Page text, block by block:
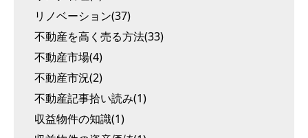
リノベーション(37)
不動産を高く売る方法(33)
不動産市場(4)
不動産市況(2)
不動産記事拾い読み(1)
収益物件の知識(1)